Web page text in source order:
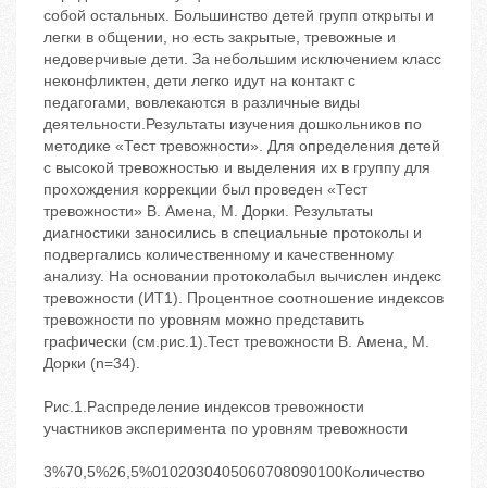
собой остальных. Большинство детей групп открыты и
легки в общении, но есть закрытые, тревожные и
недоверчивые дети. За небольшим исключением класс
неконфликтен, дети легко идут на контакт с
педагогами, вовлекаются в различные виды
деятельности.Результаты изучения дошкольников по
методике «Тест тревожности». Для определения детей
с высокой тревожностью и выделения их в группу для
прохождения коррекции был проведен «Тест
тревожности» В. Амена, М. Дорки. Результаты
диагностики заносились в специальные протоколы и
подвергались количественному и качественному
анализу. На основании протоколабыл вычислен индекс
тревожности (ИТ1). Процентное соотношение индексов
тревожности по уровням можно представить
графически (см.рис.1).Тест тревожности В. Амена, М.
Дорки (n=34).
Рис.1.Распределение индексов тревожности
участников эксперимента по уровням тревожности
3%70,5%26,5%0102030405060708090100Количество